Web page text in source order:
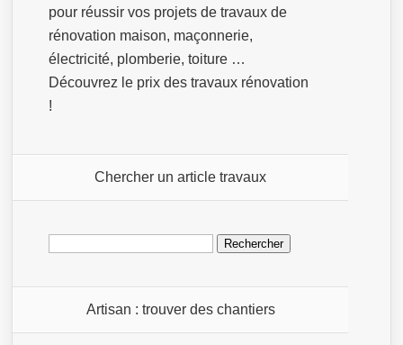
pour réussir vos projets de travaux de
rénovation maison, maçonnerie,
électricité, plomberie, toiture …
Découvrez le prix des travaux rénovation
!
Chercher un article travaux
Rechercher :
Artisan : trouver des chantiers